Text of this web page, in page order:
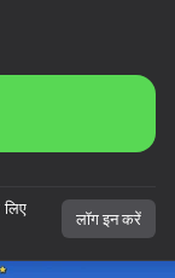
लॉग इन करें